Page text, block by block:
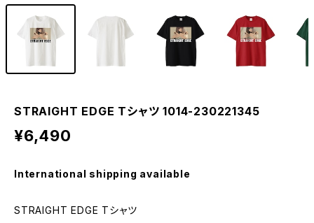
STRAIGHT EDGE Tシャツ 1014-230221345
¥6,490
International shipping available
STRAIGHT EDGE Tシャツ